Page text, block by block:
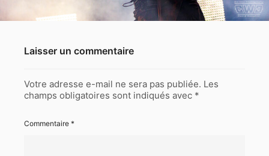
Laisser un commentaire
Votre adresse e-mail ne sera pas publiée. Les
champs obligatoires sont indiqués avec *
Commentaire *